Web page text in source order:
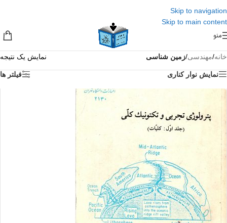
Skip to navigation
Skip to main content
منو
خانه/مهندسی/زمین شناسی نمایش یک نتیجه
نمایش نوار کناری فیلتر ها